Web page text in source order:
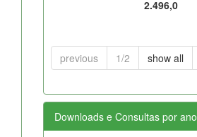
2.496,0
previous 1/2 show all
Downloads e Consultas por ano